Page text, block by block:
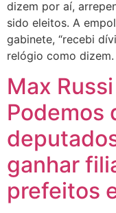
dizem por aí,
sido eleitos. A
gabinete, “recebi
relógio como
Max
Podemos
ganhar
prefeitos